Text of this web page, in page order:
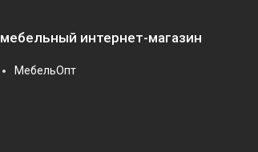
мебельный интернет-магазин
МебельОпт